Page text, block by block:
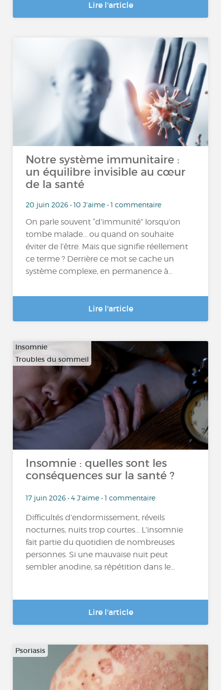
Lire l'article
Notre système immunitaire :
un équilibre invisible au cœur
de la santé
20 juin 2026 • 10 J'aime • 1 commentaire
On parle souvent “d’immunité” lorsqu’on
tombe malade… ou quand on souhaite
éviter de l’être. Mais que signifie réellement
ce terme ? Derrière ce mot se cache un
système complexe, en permanence à...
Lire l'article
Insomnie
Troubles du sommeil
Insomnie : quelles sont les
conséquences sur la santé ?
17 juin 2026 • 4 J'aime • 1 commentaire
Difficultés d’endormissement, réveils
nocturnes, nuits trop courtes… L’insomnie
fait partie du quotidien de nombreuses
personnes. Si une mauvaise nuit peut
sembler anodine, sa répétition dans le...
Lire l'article
Psoriasis